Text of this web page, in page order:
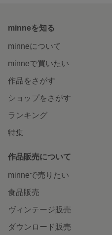
minneを知る
minneについて
minneで買いたい
作品をさがす
ショップをさがす
ランキング
特集
作品販売について
minneで売りたい
食品販売
ヴィンテージ販売
ダウンロード販売